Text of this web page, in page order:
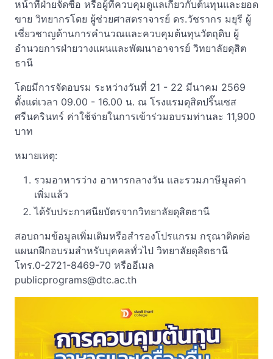
หน้าที่ฝ่ายจัดซื้อ หรือผู้ที่ควบคุมดูแลเกี่ยวกับต้นทุนและยอด
ขาย วิทยากรโดย ผู้ช่วยศาสตราจารย์ ดร.วัชรากร มยุรี ผู้
เชี่ยวชาญด้านการคำนวณและควบคุมต้นทุนวัตถุดิบ ผู้
อำนวยการฝ่ายวางแผนและพัฒนาอาจารย์ วิทยาลัยดุสิต
ธานี
โดยมีการจัดอบรม ระหว่างวันที่ 21 - 22 มีนาคม 2569
ตั้งแต่เวลา 09.00 - 16.00 น. ณ โรงแรมดุสิตปริ๊นเซส
ศรีนครินทร์ ค่าใช้จ่ายในการเข้าร่วมอบรมท่านละ 11,900
บาท
หมายเหตุ:
รวมอาหารว่าง อาหารกลางวัน และรวมภาษีมูลค่า
เพิ่มแล้ว
ได้รับประกาศนียบัตรจากวิทยาลัยดุสิตธานี
สอบถามข้อมูลเพิ่มเติมหรือสำรองโปรแกรม กรุณาติดต่อ
แผนกฝึกอบรมสำหรับบุคคลทั่วไป วิทยาลัยดุสิตธานี
โทร.0-2721-8469-70 หรืออีเมล
publicprograms@dtc.ac.th